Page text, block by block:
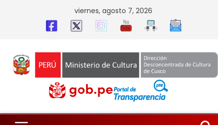
viernes, agosto 7, 2026